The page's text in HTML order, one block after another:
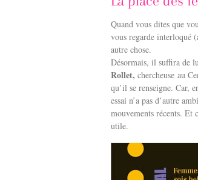
k n
Quand vous dites que
vous regarde interloqué
autre chose.
Désormais, il suffira de
Rollet, chercheuse au
qu’il se renseigne. Car,
essai n’a pas d’autre
mouvements récents. Et
utile.